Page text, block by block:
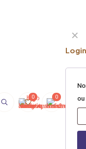
0 0
✕
Login
ou